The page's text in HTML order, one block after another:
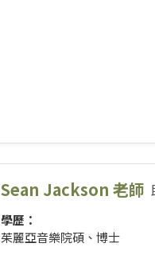
Sean Jackson 老師
學歷：
茱麗亞音樂院碩、博士